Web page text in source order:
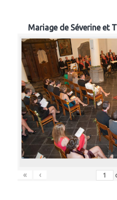
Mariage de Séverine et
« ‹